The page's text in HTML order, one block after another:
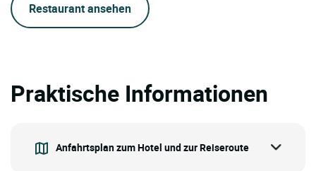
Restaurant ansehen
Praktische Informationen
Anfahrtsplan zum Hotel und zur Reiseroute